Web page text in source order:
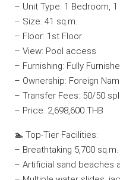
– Unit Type: 1 Bedroom,
– Size: 41 sq.m.
– Floor: 1st Floor
– View: Pool access
– Furnishing: Fully
– Ownership: Foreign
– Transfer Fees: 50/50
– Price: 2,698,600 THB
🏊 Top-Tier Facilities:
– Breathtaking 5,700
– Artificial sand beaches